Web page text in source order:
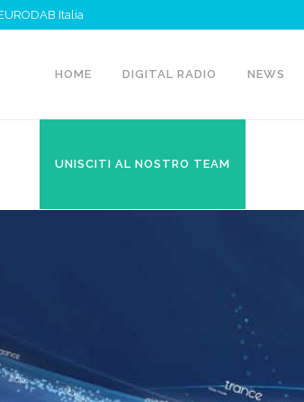
Italia
HOME DIGITAL RADIO NEWS
UNISCITI AL NOSTRO TEAM